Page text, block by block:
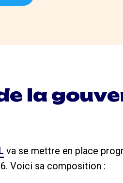
la
va se mettre en place
Voici sa composition :